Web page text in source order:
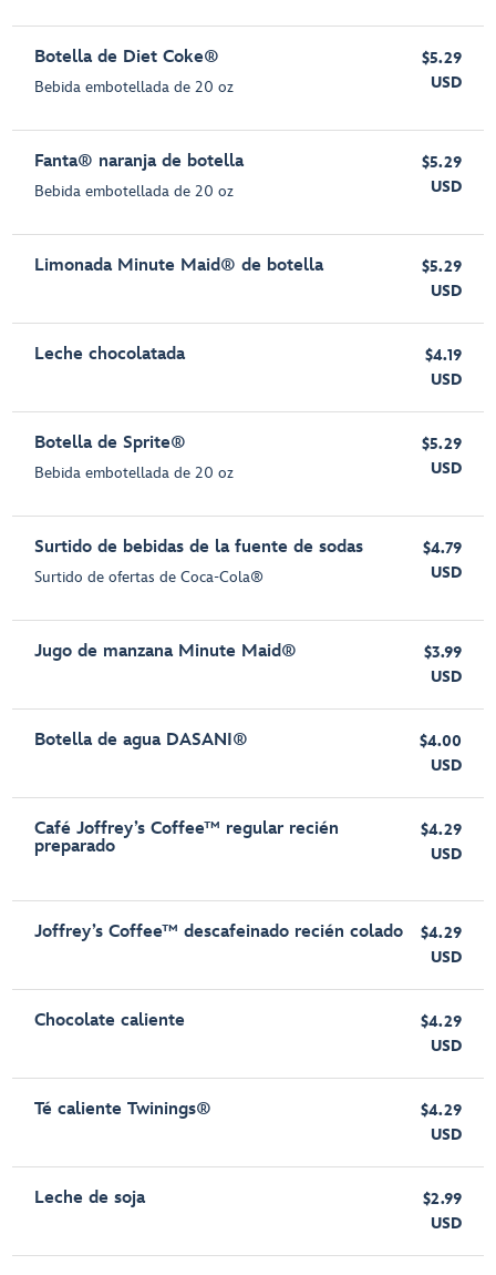
Botella de Diet Coke®
Bebida embotellada de 20 oz
$5.29
USD
Fanta® naranja de botella
Bebida embotellada de 20 oz
$5.29
USD
Limonada Minute Maid® de botella
$5.29
USD
Leche chocolatada
$4.19
USD
Botella de Sprite®
Bebida embotellada de 20 oz
$5.29
USD
Surtido de bebidas de la fuente de sodas
Surtido de ofertas de Coca-Cola®
$4.79
USD
Jugo de manzana Minute Maid®
$3.99
USD
Botella de agua DASANI®
$4.00
USD
Café Joffrey’s Coffee™ regular recién
preparado
$4.29
USD
Joffrey’s Coffee™ descafeinado recién colado
$4.29
USD
Chocolate caliente
$4.29
USD
Té caliente Twinings®
$4.29
USD
Leche de soja
$2.99
USD